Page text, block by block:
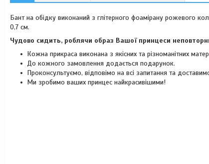
Бант на обідку виконаний з глітерного фоамірану рожевого
0,7 см.
Чудово сидить, роблячи образ Вашої принцеси
Кожна прикраса виконана з якісних та різноманітних
До кожного замовлення додається подарунок.
Проконсультуємо, відповімо на всі запитання та
Ми зробимо ваших принцес найкрасивішими!